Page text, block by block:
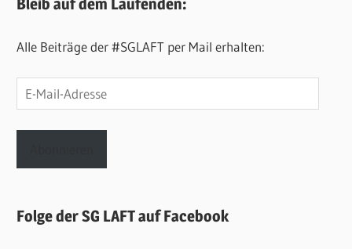
Bleib auf dem Laufenden:
Alle Beiträge der #SGLAFT per Mail erhalten:
E-
Mail-
Adresse
Folge der SG LAFT auf Facebook